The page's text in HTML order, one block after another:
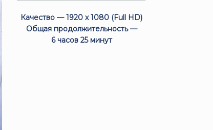
Качество — 1920 x 1080 (Full HD)
Общая продолжительность —
6 часов 25 минут